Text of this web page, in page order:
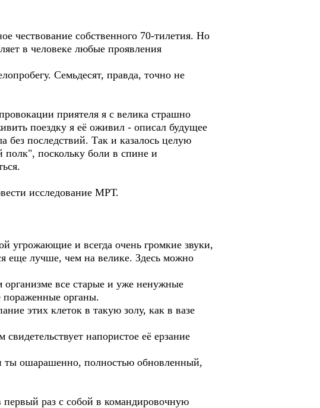
чествование собственного 70-тилетия. Но
в человеке любые проявления
Семьдесят, правда, точно не
приятеля я с велика страшно
поездку я её оживил - описал будущее
последствий. Так и казалось целую
поскольку боли в спине и
исследование МРТ.
угрожающие и всегда очень громкие звуки,
еще лучше, чем на велике. Здесь можно
организме все старые и уже ненужные
пораженные органы.
этих клеток в такую золу, как в вазе
напористое её ерзание
ты ошарашенно, полностью обновленный,
раз с собой в командировочную